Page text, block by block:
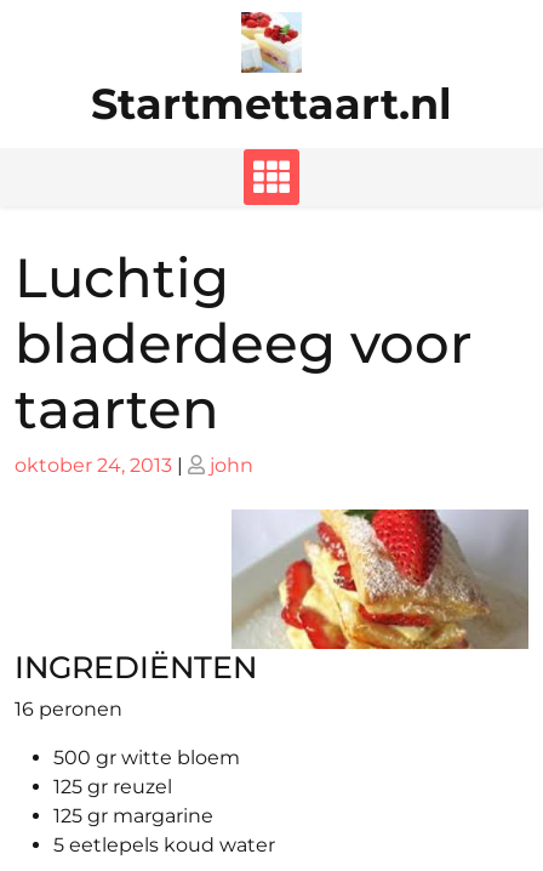
Startmettaart.nl
Luchtig
bladerdeeg voor
taarten
Geplaatst
oktober 24, 2013 | Geplaatst
john
INGREDIËNTEN
16 peronen
500 gr witte bloem
125 gr reuzel
125 gr margarine
5 eetlepels koud water